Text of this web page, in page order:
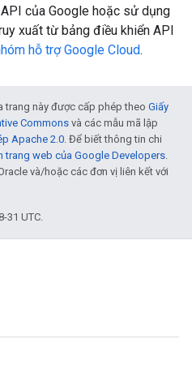
của Google hoặc sử dụng
xuất từ bảng điều khiển API
hỗ trợ Google Cloud.
trang này được cấp phép theo Giấy
Commons và các mẫu mã lập
Apache 2.0. Để biết thông tin chi
trang web của Google Developers.
và/hoặc các đơn vị liên kết với
31 UTC.